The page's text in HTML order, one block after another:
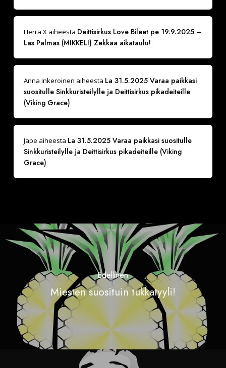
Herra Xaiheesta Deittisirkus Love Bileet pe 19.9.2025 –
Las Palmas (MIKKELI) Zekkaa aikataulu!
Anna Inkeroinen aiheesta La 31.5.2025 Varaa paikkasi
suositulle Sinkkuristeilylle ja Deittisirkus pikadeiteille
(Viking Grace)
Jape aiheesta La 31.5.2025 Varaa paikkasi suositulle
Sinkkuristeilylle ja Deittisirkus pikadeiteille (Viking
Grace)
Edellinen
Miesten suosituin tukkatyyli!